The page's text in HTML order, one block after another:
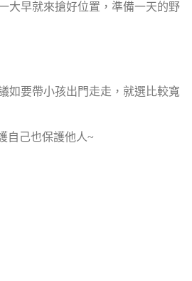
大早就來搶好位置，準備一天的野
如要帶小孩出門走走，就選比較寬
自己也保護他人~